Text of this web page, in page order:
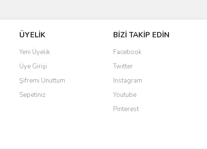
ÜYELİK
Yeni Üyelik
Üye Girişi
Şifremi Unuttum
Sepetiniz
BİZİ TAKİP EDİN
Facebook
Twitter
Instagram
Youtube
Pinterest